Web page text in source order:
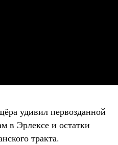
удивил первозданной
в Эрлексе и остатки
тракта.